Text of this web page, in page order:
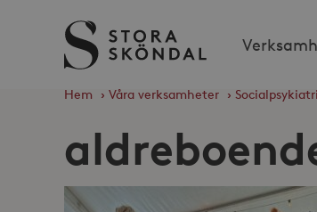
Stora
Sköndal
Hem › Våra verksamheter › Socialpsykiatri